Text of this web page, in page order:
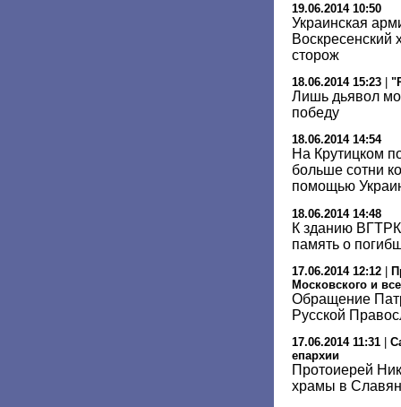
19.06.2014 10:50
Украинская
Воскресенский
сторож
18.06.2014 15:23
Лишь дьявол
победу
18.06.2014 14:54
На Крутицком
больше сотни
помощью
18.06.2014 14:48
К зданию ВГТРК
память о
17.06.2014 12:12
Московского и
Обращение
Русской
17.06.2014 11:31
епархии
Протоиерей
храмы в